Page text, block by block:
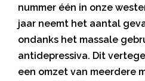
nummer één in onze
jaar neemt het aantal
ondanks het massale
antidepressiva. Dit
een omzet van meerdere